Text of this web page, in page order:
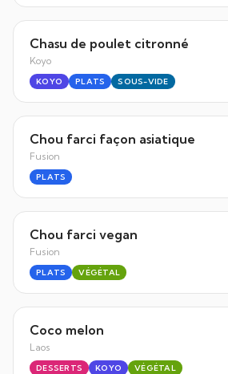
Chasu de poulet citronné
Koyo
KOYO PLATS SOUS-VIDE
Chou farci façon asiatique
Fusion
PLATS
Chou farci vegan
Fusion
PLATS VÉGÉTAL
Coco melon
Laos
DESSERTS KOYO VÉGÉTAL